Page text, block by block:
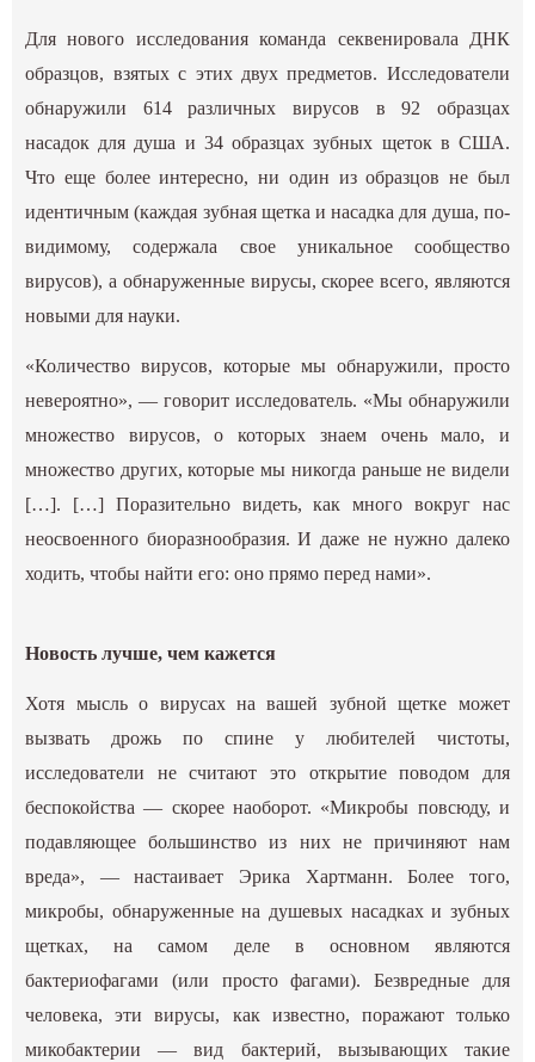
Для нового исследования команда секвенировала ДНК
образцов, взятых с этих двух предметов. Исследователи
обнаружили 614 различных вирусов в 92 образцах
насадок для душа и 34 образцах зубных щеток в США.
Что еще более интересно, ни один из образцов не был
идентичным (каждая зубная щетка и насадка для душа, по-
видимому, содержала свое уникальное сообщество
вирусов), а обнаруженные вирусы, скорее всего, являются
новыми для науки.
«Количество вирусов, которые мы обнаружили, просто
невероятно», — говорит исследователь. «Мы обнаружили
множество вирусов, о которых знаем очень мало, и
множество других, которые мы никогда раньше не видели
[…]. […] Поразительно видеть, как много вокруг нас
неосвоенного биоразнообразия. И даже не нужно далеко
ходить, чтобы найти его: оно прямо перед нами».
Новость лучше, чем кажется
Хотя мысль о вирусах на вашей зубной щетке может
вызвать дрожь по спине у любителей чистоты,
исследователи не считают это открытие поводом для
беспокойства — скорее наоборот. «Микробы повсюду, и
подавляющее большинство из них не причиняют нам
вреда», — настаивает Эрика Хартманн. Более того,
микробы, обнаруженные на душевых насадках и зубных
щетках, на самом деле в основном являются
бактериофагами (или просто фагами). Безвредные для
человека, эти вирусы, как известно, поражают только
микобактерии — вид бактерий, вызывающих такие